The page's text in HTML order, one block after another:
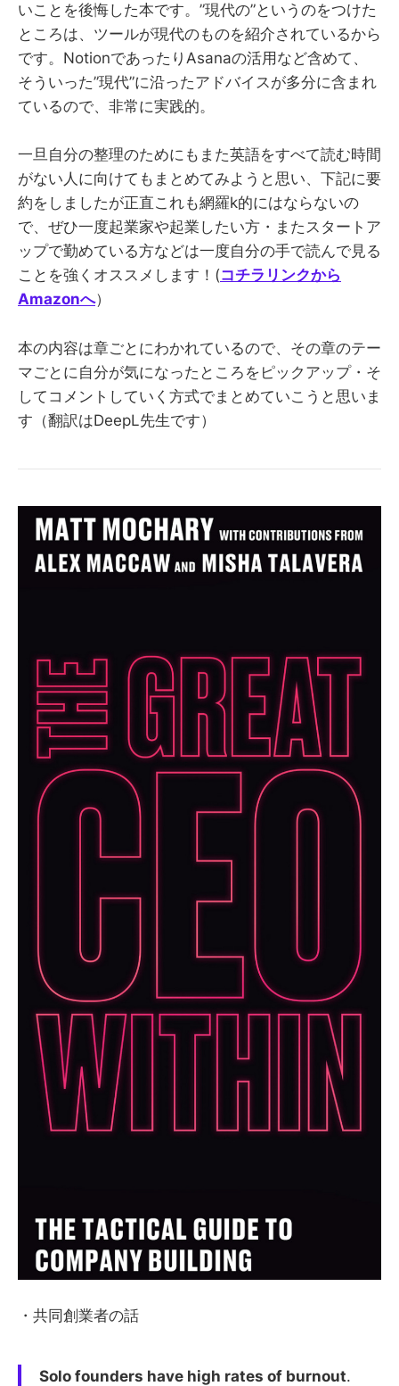
いことを後悔した本です。”現代の”というのをつけた
ところは、ツールが現代のものを紹介されているから
です。NotionであったりAsanaの活用など含めて、
そういった”現代”に沿ったアドバイスが多分に含まれ
ているので、非常に実践的。
一旦自分の整理のためにもまた英語をすべて読む時間
がない人に向けてもまとめてみようと思い、下記に要
約をしましたが正直これも網羅k的にはならないの
で、ぜひ一度起業家や起業したい方・またスタートア
ップで勤めている方などは一度自分の手で読んで見る
ことを強くオススメします！(コチラリンクから
Amazonへ）
本の内容は章ごとにわかれているので、その章のテー
マごとに自分が気になったところをピックアップ・そ
してコメントしていく方式でまとめていこうと思いま
す（翻訳はDeepL先生です）
・共同創業者の話
Solo founders have high rates of burnout.